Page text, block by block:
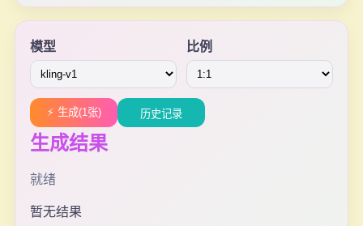
模型 比例
⚡ 生成(1张) 历史记录
生成结果
就绪
暂无结果